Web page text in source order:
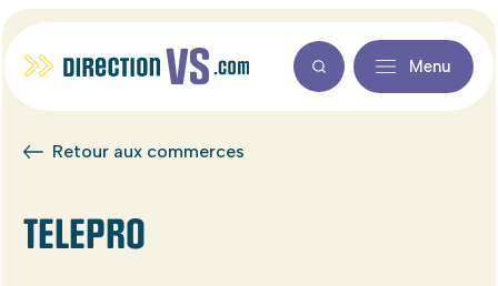
Menu
Retour aux commerces
TELEPRO